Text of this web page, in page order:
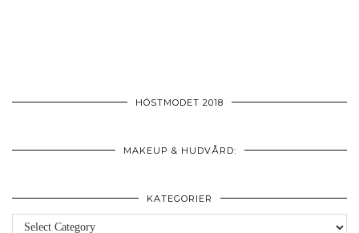
HÖSTMODET 2018
MAKEUP & HUDVÅRD:
KATEGORIER
Kategorier